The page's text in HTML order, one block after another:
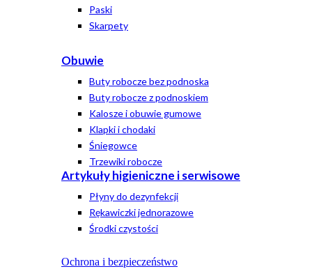
Paski
Skarpety
Obuwie
Buty robocze bez podnoska
Buty robocze z podnoskiem
Kalosze i obuwie gumowe
Klapki i chodaki
Śniegowce
Trzewiki robocze
Artykuły higieniczne i serwisowe
Płyny do dezynfekcji
Rękawiczki jednorazowe
Środki czystości
Ochrona i bezpieczeństwo